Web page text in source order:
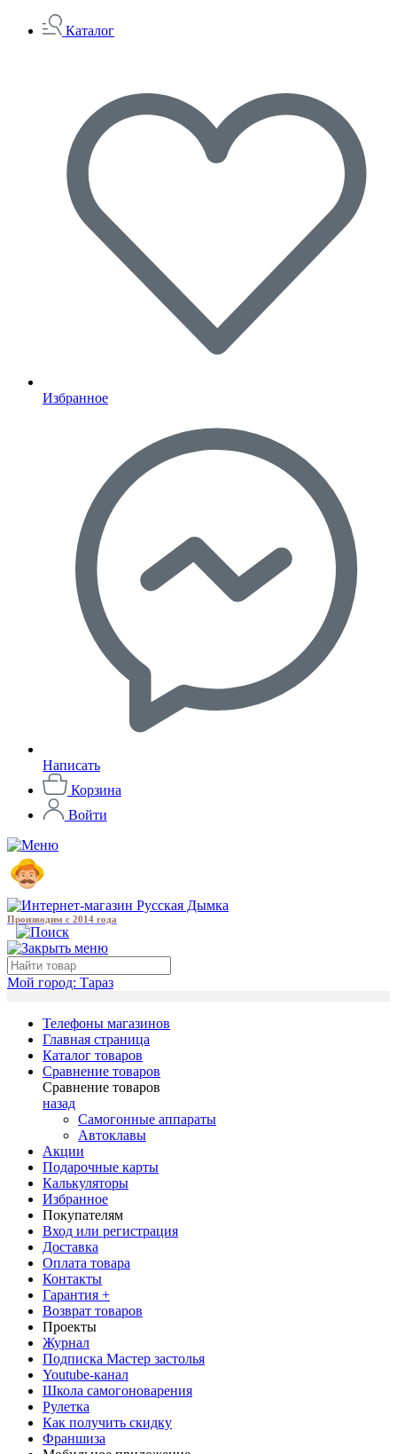
Каталог
Избранное
Написать
Корзина
Войти
Производим с 2014 года
Мой город: Тараз
Телефоны магазинов
Главная страница
Каталог товаров
Сравнение товаров
Сравнение товаров
назад
Самогонные аппараты
Автоклавы
Акции
Подарочные карты
Калькуляторы
Избранное
Покупателям
Вход или регистрация
Доставка
Оплата товара
Контакты
Гарантия +
Возврат товаров
Проекты
Журнал
Подписка Мастер застолья
Youtube-канал
Школа самогоноварения
Рулетка
Как получить скидку
Франшиза